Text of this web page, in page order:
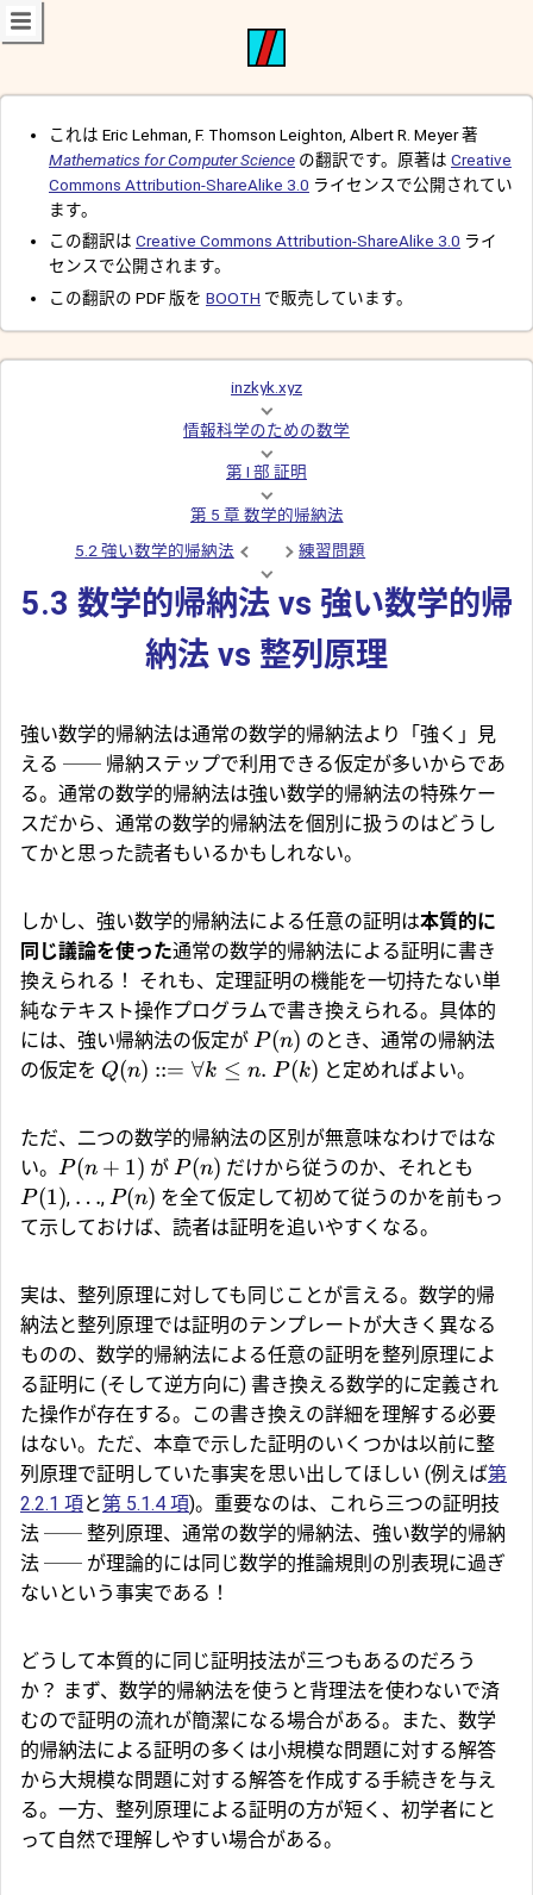
これは Eric Lehman, F. Thomson Leighton, Albert R. Meyer 著
Mathematics for Computer Science の翻訳です。原著は Creative
Commons Attribution-ShareAlike 3.0 ライセンスで公開されてい
ます。
この翻訳は Creative Commons Attribution-ShareAlike 3.0 ライ
センスで公開されます。
この翻訳の PDF 版を BOOTH で販売しています。
inzkyk.xyz
情報科学のための数学
第 I 部 証明
第 5 章 数学的帰納法
5.2 強い数学的帰納法
練習問題
5.3 数学的帰納法 vs 強い数学的帰
納法 vs 整列原理
強い数学的帰納法は通常の数学的帰納法より「強く」見
える ── 帰納ステップで利用できる仮定が多いからであ
る。通常の数学的帰納法は強い数学的帰納法の特殊ケー
スだから、通常の数学的帰納法を個別に扱うのはどうし
てかと思った読者もいるかもしれない。
しかし、強い数学的帰納法による任意の証明は本質的に
同じ議論を使った通常の数学的帰納法による証明に書き
換えられる！ それも、定理証明の機能を一切持たない単
純なテキスト操作プログラムで書き換えられる。具体的
には、強い帰納法の仮定が P(n) のとき、通常の帰納法
の仮定を Q(n) ::= ∀k ≤ n. P(k) と定めればよい。
ただ、二つの数学的帰納法の区別が無意味なわけではな
い。 P(n + 1) がP(n) だけから従うのか、それとも
P(1), …, P(n) を全て仮定して初めて従うのかを前もっ
て示しておけば、読者は証明を追いやすくなる。
実は、 整列原理に対しても同じことが言える。数学的帰
納法と整列原理では証明のテンプレートが大きく異なる
ものの、数学的帰納法による任意の証明を整列原理によ
る証明に (そして逆方向に) 書き換える数学的に定義され
た操作が存在する。この書き換えの詳細を理解する必要
はない。ただ、本章で示した証明のいくつかは以前に整
列原理で証明していた事実を思い出してほしい (例えば第
2.2.1 項 と第 5.1.4 項)。重要なのは、これら三つの証明技
法 ── 整列原理、通常の数学的帰納法、強い数学的帰納
法 ── が理論的には同じ数学的推論規則の別表現に過ぎ
ないという事実である！
どうして本質的に同じ証明技法が三つもあるのだろう
か？ まず、数学的帰納法を使うと背理法を使わないで済
むので証明の流れが簡潔になる場合がある。また、数学
的帰納法による証明の多くは小規模な問題に対する解答
から大規模な問題に対する解答を作成する手続きを与え
る。一方、整列原理による証明の方が短く、初学者にと
って自然で理解しやすい場合がある。